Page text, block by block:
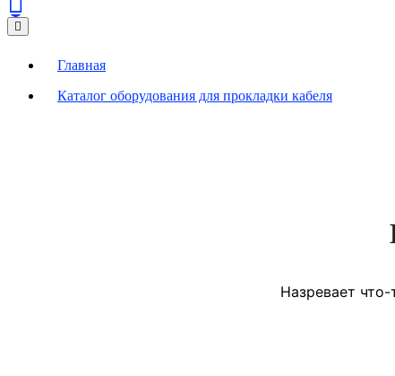
Главная
Каталог оборудования для прокладки кабеля
Назревает